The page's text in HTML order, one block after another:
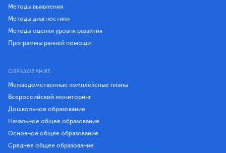
Методы выявления
Методы диагностики
Методы оценки уровня развития
Программы ранней помощи
ОБРАЗОВАНИЕ
Межведомственные комплексные планы
Всероссийский мониторинг
Дошкольное образование
Начальное общее образование
Основное общее образование
Среднее общее образование